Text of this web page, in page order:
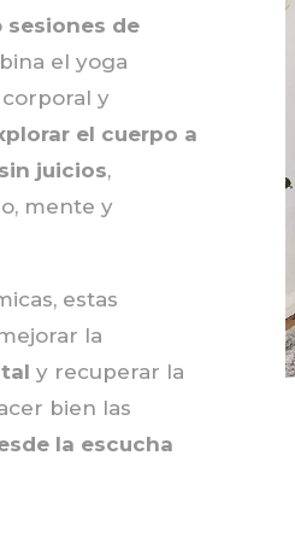
sesiones de
el yoga
y
el cuerpo a
juicios,
mente y
estas
la
y recuperar la
bien las
la escucha